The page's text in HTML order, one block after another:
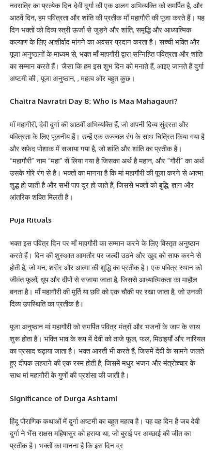
नवरात्रि का प्रत्येक दिन देवी दुर्गा की एक अलग अभिव्यक्ति को समर्पित है, और
आठवें दिन, हम पवित्रता और शांति की प्रतीक माँ महागौरी की पूजा करते हैं। यह
दिन भक्तों को दिव्य स्त्री ऊर्जा से जुड़ने और शांति, समृद्धि और आध्यात्मिक
कल्याण के लिए आशीर्वाद मांगने का अवसर प्रदान करता है। सच्ची भक्ति और
पूजा अनुष्ठानों के माध्यम से, भक्त माँ महागौरी द्वारा सन्निहित पवित्रता और शांति
का सम्मान करते हैं। जैसा कि हम इस शुभ दिन को मनाते हैं, आइए जानते हैं दुर्गा
अष्टमी की , पूजा अनुष्ठान, , महत्व और बहुत कुछ।
Chaitra Navratri Day 8: Who is Maa Mahagauri?
माँ महागौरी, देवी दुर्गा की आठवीं अभिव्यक्ति हैं, जो अपनी दिव्य सुंदरता और
पवित्रता के लिए पूजनीय हैं। उन्हें एक उज्ज्वल रंग के साथ चित्रित किया गया है
और सफेद पोशाक में सजाया गया है, जो शांति और शांति का प्रतीक है।
“महागौरी” नाम “महा” से लिया गया है जिसका अर्थ है महान, और “गौरी” का अर्थ
उसके गोरे रंग से है। भक्तों का मानना ​​है कि मां महागौरी की पूजा करने से आत्मा
शुद्ध हो जाती है और सभी पाप दूर हो जाते हैं, जिससे भक्तों को बुद्धि, ज्ञान और
आंतरिक शक्ति मिलती है।
Puja Rituals
भक्त इस पवित्र दिन पर माँ महागौरी का सम्मान करने के लिए विस्तृत अनुष्ठान
करते हैं। दिन की शुरुआत आमतौर पर जल्दी उठने और खुद को साफ करने से
होती है, जो मन, शरीर और आत्मा की शुद्धि का प्रतीक है। एक पवित्र स्थान को
जीवंत फूलों, धूप और दीपों से सजाया जाता है, जिससे आध्यात्मिकता का माहौल
बनता है। माँ महागौरी की मूर्ति या छवि को एक चौकी पर रखा जाता है, जो उनकी
दिव्य उपस्थिति का प्रतीक है।
पूजा अनुष्ठान मां महागौरी को समर्पित पवित्र मंत्रों और भजनों के जाप के साथ
शुरू होता है। भक्ति भाव के रूप में देवी को ताजे फूल, फल, मिठाइयाँ और नारियल
का प्रसाद चढ़ाया जाता है। भक्त आरती भी करते हैं, जिसमें देवी के सामने जलते
हुए दीपक लहराने की एक रस्म होती है, जिसमें मधुर भजन और मंत्रोच्चार के
साथ मां महागौरी के गुणों की प्रशंसा की जाती है।
Significance of Durga Ashtami
हिंदू पौराणिक कथाओं में दुर्गा अष्टमी का बहुत महत्व है। यह वह दिन है जब देवी
दुर्गा ने भैंस राक्षस महिषासुर को हराया था, जो बुराई पर अच्छाई की जीत का
प्रतीक है। भक्तों का मानना ​​है कि इस दिन व्र